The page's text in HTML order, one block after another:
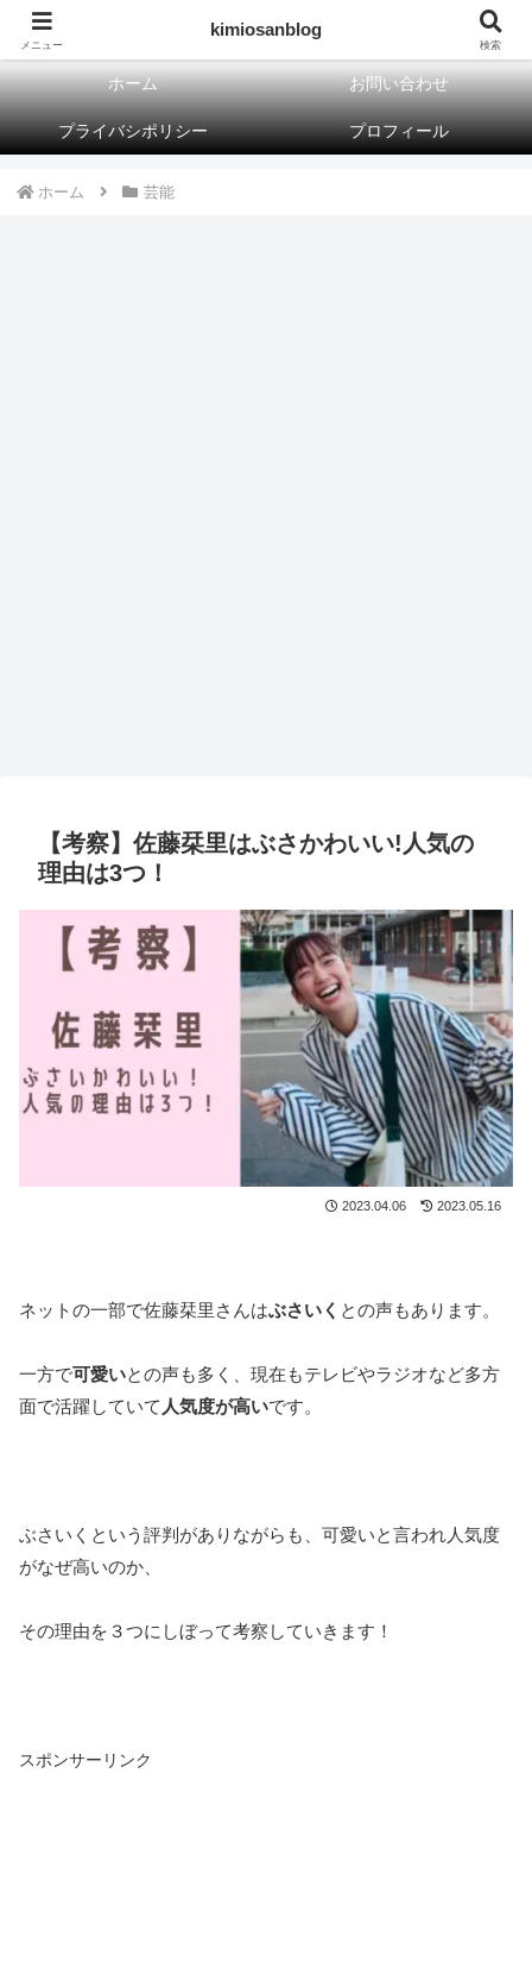
kimiosanblog
ホーム お問い合わせ
プライバシポリシー プロフィール
ホーム 芸能
【考察】佐藤栞里はぶさかわいい!人気の
理由は3つ！
2023.04.06 2023.05.16
ネットの一部で佐藤栞里さんはぶさいく との声もあります。
一方で可愛いとの声も多く、現在もテレビやラジオなど多方
面で活躍していて 人気度が高いです。
ぶさいくという評判がありながらも、可愛いと言われ人気度
がなぜ高いのか、
その理由を３つにしぼって考察していきます！
スポンサーリンク
メニュー
kimiosanblog
検索